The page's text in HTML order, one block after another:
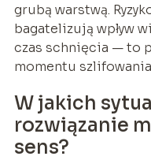
grubą warstwą.
bagatelizują wpływ
czas schnięcia — to
momentu
W jakich
rozwiązanie
sens?